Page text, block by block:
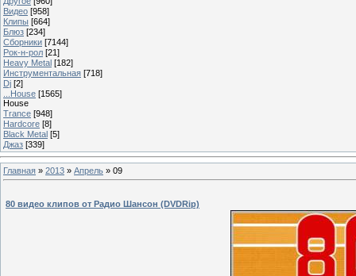
Видео [958]
Клипы [664]
Блюз [234]
Сборники [7144]
Рок-н-рол [21]
Heavy Metal [182]
Инструментальная [718]
Dj [2]
...House [1565]
House
Trance [948]
Hardcore [8]
Black Metal [5]
Джаз [339]
Главная » 2013 » Апрель » 09
80 видео клипов от Радио Шансон (DVDRip)